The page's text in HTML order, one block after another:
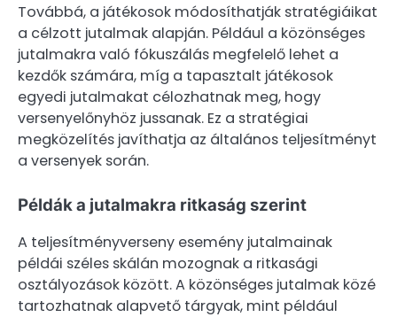
Továbbá, a játékosok módosíthatják stratégiáikat
a célzott jutalmak alapján. Például a közönséges
jutalmakra való fókuszálás megfelelő lehet a
kezdők számára, míg a tapasztalt játékosok
egyedi jutalmakat célozhatnak meg, hogy
versenyelőnyhöz jussanak. Ez a stratégiai
megközelítés javíthatja az általános teljesítményt
a versenyek során.
Példák a jutalmakra ritkaság szerint
A teljesítményverseny esemény jutalmainak
példái széles skálán mozognak a ritkasági
osztályozások között. A közönséges jutalmak közé
tartozhatnak alapvető tárgyak, mint például